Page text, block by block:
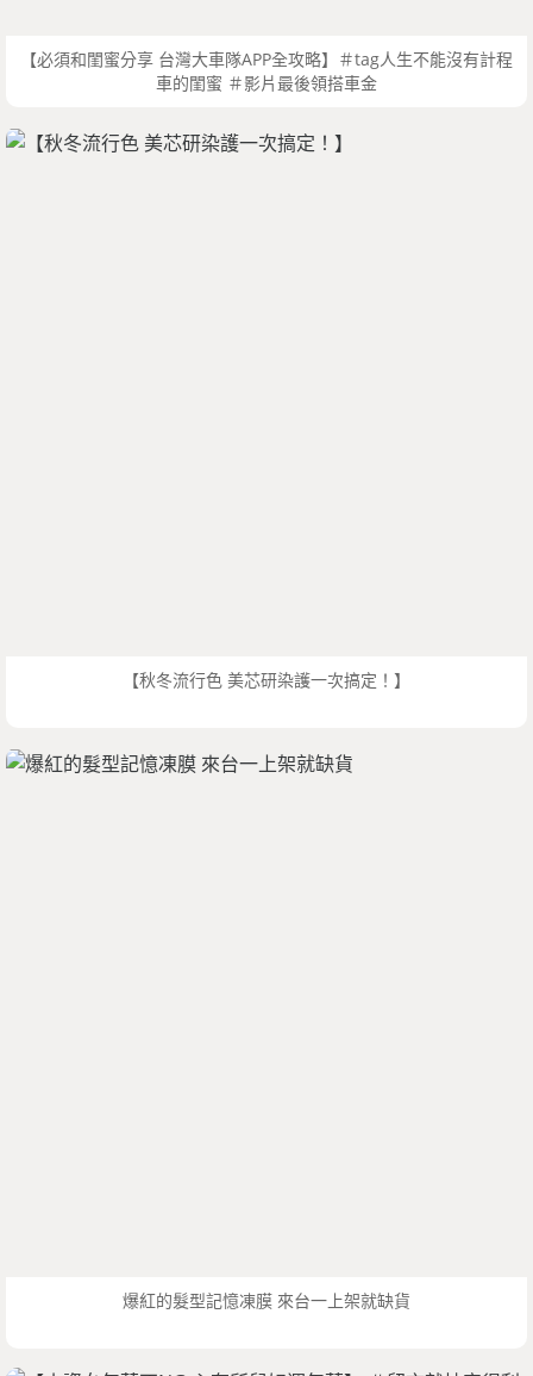
【必須和閨蜜分享 台灣大車隊APP全攻略】＃tag人生不能沒有計程
車的閨蜜 ＃影片最後領搭車金
【秋冬流行色 美芯研染護一次搞定！】
爆紅的髮型記憶凍膜 來台一上架就缺貨